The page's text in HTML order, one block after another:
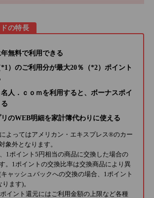
の特長
無料で利用できる
）のご利用分が最大20％（*2）ポイント
名人．ｃｏｍを利用すると、ボーナスポイ
リのWEB明細を家計簿代わりに使える
よってはアメリカン・エキスプレス®のカー
象外となります。
1ポイント5円相当の商品に交換した場合の
。1ポイントの交換比率は交換商品により異
ャッシュバックへの交換の場合、1ポイント
ます)。
ポイント還元にはご利用金額の上限など各種